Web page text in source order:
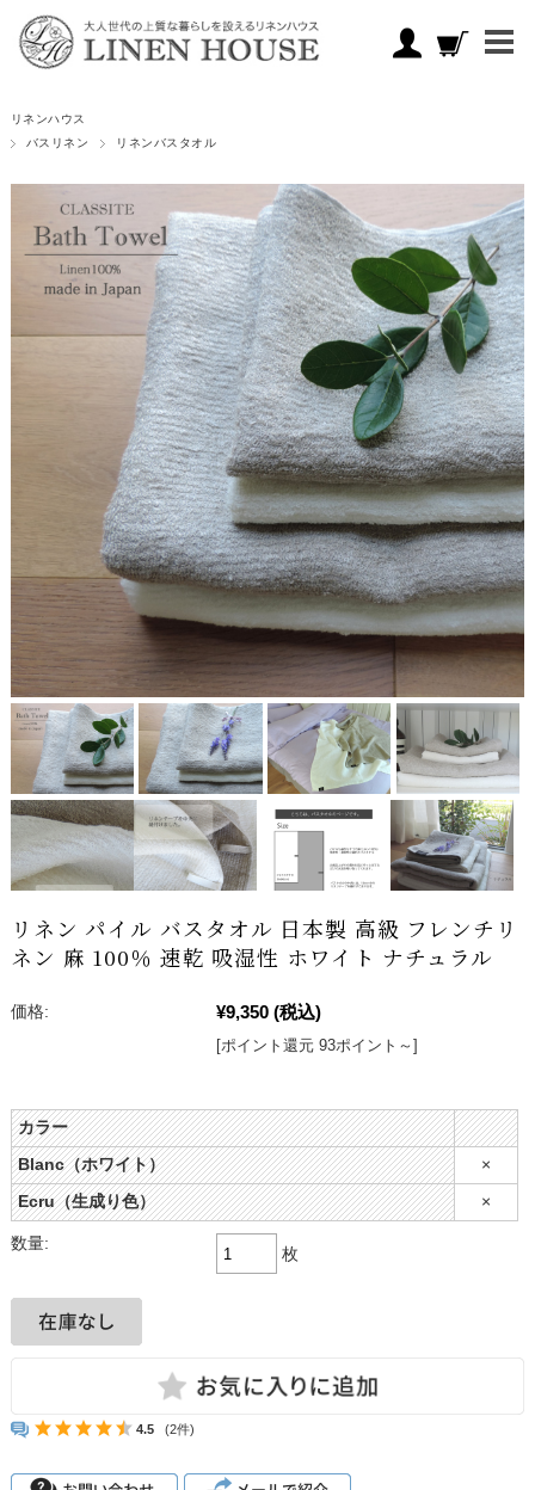
リネンハウス
バスリネン
リネンバスタオル
リネン パイル バスタオル 日本製 高級 フレンチリ
ネン 麻 100％ 速乾 吸湿性 ホワイト ナチュラル
価格: ¥9,350 (税込)
[ポイント還元 93ポイント～]
カラー
Blanc（ホワイト） ×
Ecru（生成り色） ×
数量:
枚
4.5 (2件)